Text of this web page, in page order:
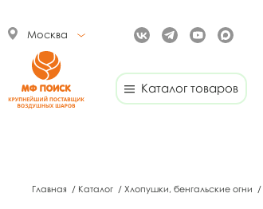
Москва
Каталог товаров
Главная / Каталог / Хлопушки, бенгальские огни /